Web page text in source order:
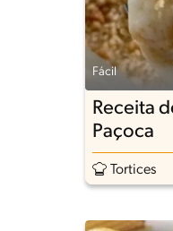
Fácil
Receita
Paçoca
Tortices